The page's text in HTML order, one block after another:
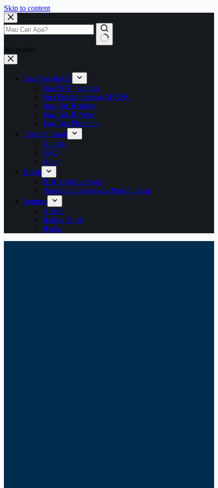
Skip to content
No results
Jasa Perpajakan
Jasa SPT Tahunan
Jasa Pendampingan SP2DK
Jasa Tax Retainer
Jasa Tax Review
Jasa Tax Planning
Tentang Kami
Kontak
FAQ
Karir
Event
BBF Collaboration
Workshop Pengusaha Paham Pajak
Sumber
Artikel
Belajar Pajak
Berita